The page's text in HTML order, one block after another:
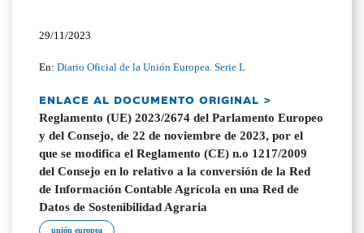
29/11/2023
En:Diario Oficial de la Unión Europea. Serie L
ENLACE AL DOCUMENTO ORIGINAL >
Reglamento (UE) 2023/2674 del Parlamento Europeo
y del Consejo, de 22 de noviembre de 2023, por el
que se modifica el Reglamento (CE) n.o 1217/2009
del Consejo en lo relativo a la conversión de la Red
de Información Contable Agrícola en una Red de
Datos de Sostenibilidad Agraria
unión europea